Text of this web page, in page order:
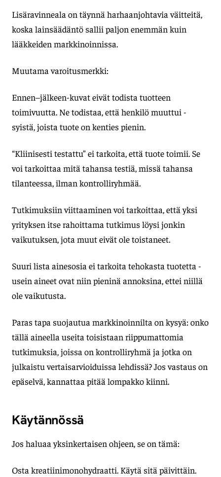
Lisäravinneala on täynnä harhaanjohtavia väitteitä,
koska lainsäädäntö sallii paljon enemmän kuin
lääkkeiden markkinoinnissa.
Muutama varoitusmerkki:
Ennen–jälkeen-kuvat eivät todista tuotteen
toimivuutta. Ne todistaa, että henkilö muuttui -
syistä, joista tuote on kenties pienin.
“Kliinisesti testattu” ei tarkoita, että tuote toimii. Se
voi tarkoittaa mitä tahansa testiä, missä tahansa
tilanteessa, ilman kontrolliryhmää.
Tutkimuksiin viittaaminen voi tarkoittaa, että yksi
yrityksen itse rahoittama tutkimus löysi jonkin
vaikutuksen, jota muut eivät ole toistaneet.
Suuri lista ainesosia ei tarkoita tehokasta tuotetta -
usein aineet ovat niin pieninä annoksina, ettei niillä
ole vaikutusta.
Paras tapa suojautua markkinoinnilta on kysyä: onko
tällä aineella useita toisistaan riippumattomia
tutkimuksia, joissa on kontrolliryhmä ja jotka on
julkaistu vertaisarvioiduissa lehdissä? Jos vastaus on
epäselvä, kannattaa pitää lompakko kiinni.
Käytännössä
Jos haluaa yksinkertaisen ohjeen, se on tämä:
Osta kreatiinimonohydraatti. Käytä sitä päivittäin.